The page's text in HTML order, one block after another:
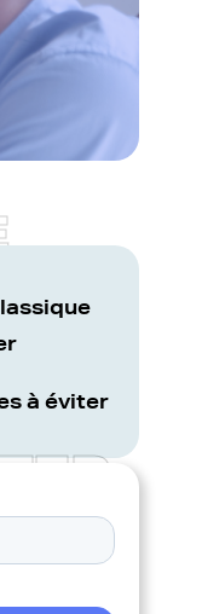
à éviter
ER